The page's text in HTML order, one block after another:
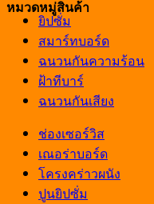
หมวดหมู่สินค้า
ยิปซั่ม
สมาร์ทบอร์ด
ฉนวนกันความร้อน
ฝ้าทีบาร์
ฉนวนกันเสียง
ช่องเซอร์วิส
เณอร่าบอร์ด
โครงคร่าวผนัง
ปูนยิปซั่ม